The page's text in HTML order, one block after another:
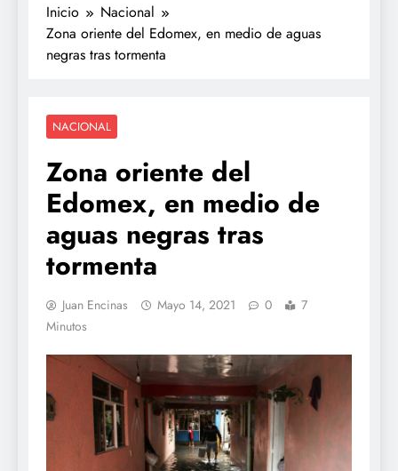
Inicio
Nacional
Zona oriente del Edomex, en medio de aguas
negras tras tormenta
NACIONAL
Zona oriente del
Edomex, en medio de
aguas negras tras
tormenta
Juan Encinas Mayo 14, 2021 0
7
Minutos